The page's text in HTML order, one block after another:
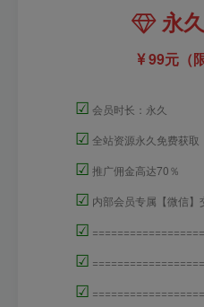
永
99元（
☑ 会员时长：永久
☑ 全站资源永久免费获取
☑ 推广佣金高达70％
☑ 内部会员专属【微信】
☑
☑
☑